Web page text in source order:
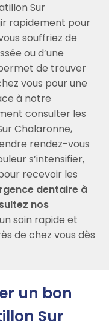
Sur
rapidement pour
souffriez de
ou d’une
de trouver
vous pour une
à notre
consulter les
Chalaronne,
rendez-vous
s’intensifier,
recevoir les
dentaire à
nos
soin rapide et
de chez vous dès
un bon
Sur